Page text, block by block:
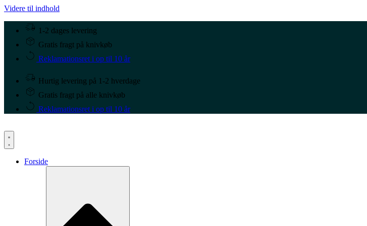
Videre til indhold
1-2 dages levering
Gratis fragt på knivkøb
Reklamationsret i op til 10 år
Hurtig levering på 1-2 hverdage
Gratis fragt på alle knivkøb
Reklamationsret i op til 10 år
Forside